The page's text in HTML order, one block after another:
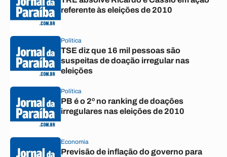
referente às eleições de 2010
Política
TSE diz que 16 mil pessoas são
suspeitas de doação irregular nas
eleições
Política
PB é o 2º no ranking de doações
irregulares nas eleições de 2010
Economia
Previsão de inflação do governo para